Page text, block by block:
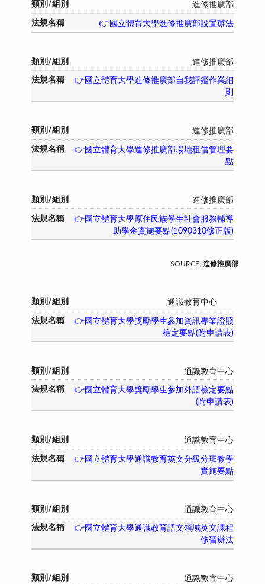
進修推廣部
👉國立體育大學進修推廣部設置辦法
進修推廣部
👉國立體育大學進修推廣部自我評鑑作業細
則
進修推廣部
👉國立體育大學進修推廣部場地租借管理要
點
進修推廣部
👉國立體育大學原住民族學生社會服務輔導
助學金實施要點(1090310修正版)
SOURCE: 進修推廣部
通識教育中心
👉國立體育大學獎勵學生參加資訊專業證照
檢定要點(附申請表)
通識教育中心
👉國立體育大學獎勵學生參加外語檢定要點
(附申請表)
通識教育中心
👉國立體育大學通識教育英文分級分班教學
實施要點
通識教育中心
👉國立體育大學通識教育語文領域英文課程
修習辦法
通識教育中心